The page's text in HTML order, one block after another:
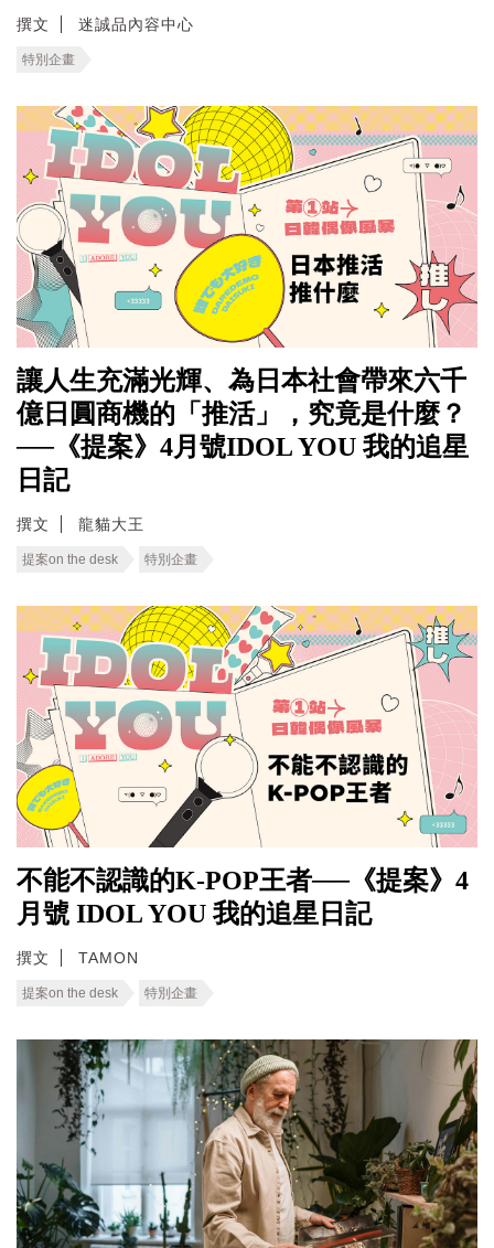
撰文 迷誠品內容中心
特別企畫
讓人生充滿光輝、為日本社會帶來六千
億日圓商機的「推活」，究竟是什麼？
──《提案》4月號IDOL YOU 我的追星
日記
撰文 龍貓大王
提案on the desk 特別企畫
不能不認識的K-POP王者──《提案》4
月號 IDOL YOU 我的追星日記
撰文 TAMON
提案on the desk 特別企畫